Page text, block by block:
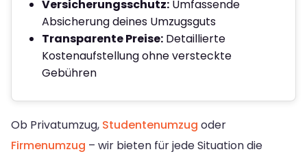
Versicherungsschutz: Umfassende
Absicherung deines Umzugsguts
Transparente Preise: Detaillierte
Kostenaufstellung ohne versteckte
Gebühren
Ob Privatumzug, Studentenumzug oder
Firmenumzug – wir bieten für jede Situation die